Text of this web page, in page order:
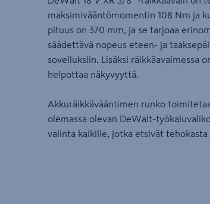
maksimivääntömomentin 108 Nm ja
pituus on 370 mm, ja se tarjoaa
säädettävä nopeus eteen- ja
sovelluksiin. Lisäksi räikkäavaimessa
helpottaa näkyvyyttä.
Akkuräikkävääntimen runko
olemassa olevan DeWalt-
valinta kaikille, jotka etsivät